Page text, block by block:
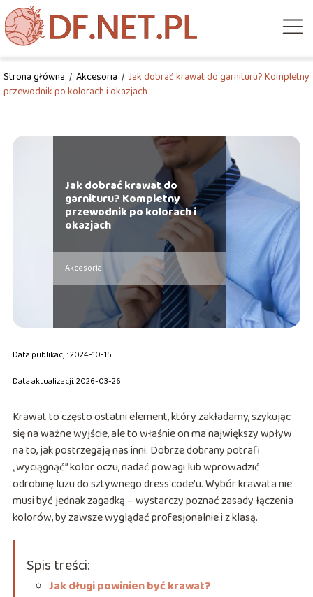
Strona główna / Akcesoria / Jak dobrać krawat do garnituru? Kompletny
przewodnik po kolorach i okazjach
Jak dobrać krawat do
garnituru? Kompletny
przewodnik po kolorach i
okazjach
Akcesoria
Data publikacji: 2024-10-15
Data aktualizacji: 2026-03-26
Krawat to często ostatni element, który zakładamy, szykując
się na ważne wyjście, ale to właśnie on ma największy wpływ
na to, jak postrzegają nas inni. Dobrze dobrany potrafi
„wyciągnąć” kolor oczu, nadać powagi lub wprowadzić
odrobinę luzu do sztywnego dress code’u. Wybór krawata nie
musi być jednak zagadką – wystarczy poznać zasady łączenia
kolorów, by zawsze wyglądać profesjonalnie i z klasą.
Spis treści:
Jak długi powinien być krawat?